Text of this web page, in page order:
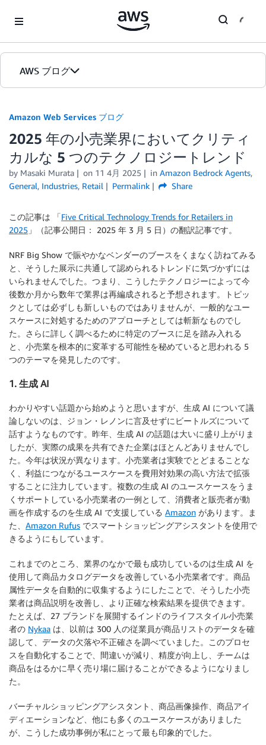
AWS ブログ
カテゴリ
エディション
Amazon Web Services ブログ
2025 年の小売業界においてクリティ
カルな 5 つのテクノロジートレンド
by Masaki Murata on 11 4月 2025 in Amazon Bedrock Agents,
General, Industries, Retail Permalink Share
この記事は 「Five Critical Technology Trends for Retailers in
2025 」（記事公開日： 2025 年 3 月 5 日）の翻訳記事です。
NRF Big Show で賑やかなベンダーのブースをくまなく訪ねてみる
と、そうした展示に共通して認められるトレンドに気づかずには
いられませんでした。つまり、こうしたテクノロジーによって今
後数か月から数年で業界は再編成されると予想されます。トピッ
クとしては必ずしも新しいものではありませんが、一般的なユー
スケースに対処するためのアプローチとしては斬新なものでし
た。さらに詳しく調べるために特定のブースに足を踏み入れる
と、小売業を根本的に変革する可能性を秘めていると思われる 5
つのテーマを発見したのです。
1. 生成 AI
わかりやすい話題から始めようと思いますが、生成 AI について議
論しないのは、ジョン・レノンに言及せずにビートルズについて
話すようなものです。昨年、生成 AI の話題は大いに盛り上がりま
したが、実際の成果を共有できた企業はほとんどありませんでし
た。今年は状況が異なります。小売業者は実験でとどまることな
く、利益につながるユースケースを費用対効果の高い方法で拡張
することに注力しています。複数の生成 AI のユースケースをうま
くサポートしている小売業者の一例として、消費者と販売者が動
画を作成するのを生成 AI で支援している Amazon があります。ま
た、 Amazon Rufus でスマートショッピングアシスタントを使用で
きるようにもしています。
これまでのところ、業界のなかで最も成功しているのは生成 AI を
使用して商品カタログデータを改善している小売業者です。商品
属性データを自動的に収集するようにしたことで、そうした小売
業者は商品説明を改善し、より正確な検索結果を提供できます。
たとえば、27 ブランドを展開するインドのライフスタイル小売業
者の Nykaa は、以前は 300 人の従業員が商品リストのデータを確
認して、データの欠落や不正確さを調べていました。このプロセ
スを自動化することで、間違いが減り、精度が向上し、チームは
商品をはるかに早く売り場に届けることができるようになりまし
た。
バーチャルショッピングアシスタント、商品画像操作、商品アイ
ディエーションなど、他にも多くのユースケースがありました
が、こうした成功事例が私にとって最も印象的でした。